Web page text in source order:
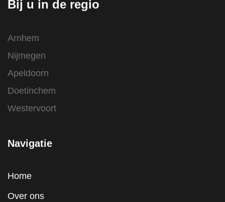
Bij u in de regio
Arnhem
Nijmegen
Apeldoorn
Doetinchem
Westervoort
Navigatie
Home
Over ons